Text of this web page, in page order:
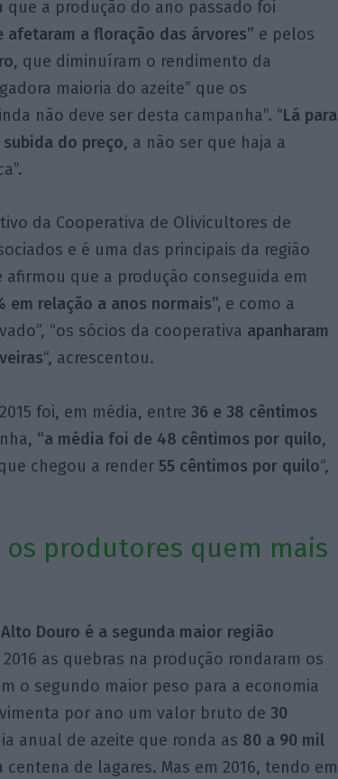
a produção do ano passado foi
afetaram a floração das árvores” e pelos
, que diminuíram o rendimento da
maioria do azeite” que os
não deve ser desta campanha”. “Lá para
do preço, a não ser que haja a
da Cooperativa de Olivicultores de
e é uma das principais da região
que a produção conseguida em
em relação a anos normais”, e como a
“os sócios da cooperativa apanharam
“, acrescentou.
foi, em média, entre 36 e 38 cêntimos
“a média foi de 48 cêntimos por quilo,
chegou a render 55 cêntimos por quilo“,
os produtores quem mais
Douro é a segunda maior região
as quebras na produção rondaram os
o segundo maior peso para a economia
por ano um valor bruto de 30
anual de azeite que ronda as 80 a 90 mil
de lagares. Mas em 2016, tendo em